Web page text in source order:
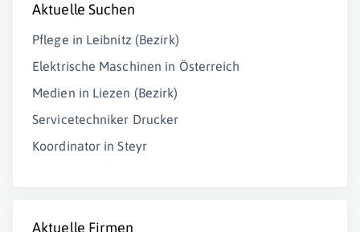
Aktuelle Suchen
Pflege in Leibnitz (Bezirk)
Elektrische Maschinen in Österreich
Medien in Liezen (Bezirk)
Servicetechniker Drucker
Koordinator in Steyr
Aktuelle Firmen